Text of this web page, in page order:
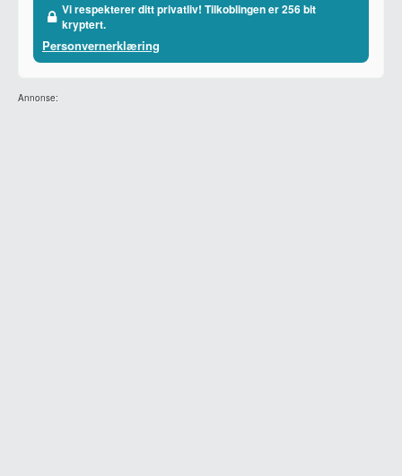
Vi respekterer ditt privatliv! Tilkoblingen er 256 bit
kryptert.
Personvernerklæring
Annonse: